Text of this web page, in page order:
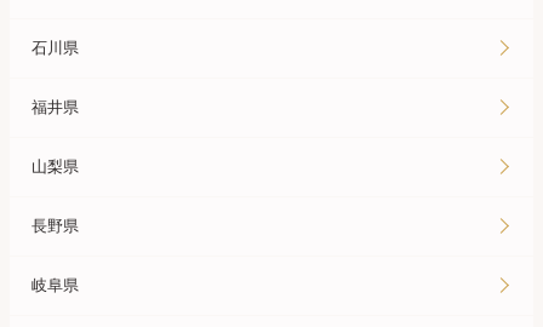
石川県
福井県
山梨県
長野県
岐阜県